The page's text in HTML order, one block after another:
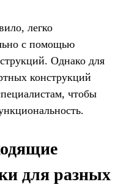
легко
с помощью
Однако для
конструкций
чтобы
для разных